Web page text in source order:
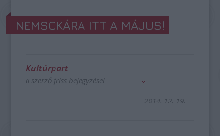
NEMSOKÁRA ITT A MÁJUS!
Kultúrpart
a szerző friss bejegyzései
2014. 12. 19.